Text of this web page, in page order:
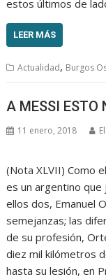
estos últimos de
LEER MÁS
Actualidad, Burgos
A MESSI ESTO
11 enero, 2018
(Nota XLVII) Como
es un argentino
ellos dos, Emanuel
semejanzas; las
de su profesión,
diez mil kilómetros
hasta su lesión, en